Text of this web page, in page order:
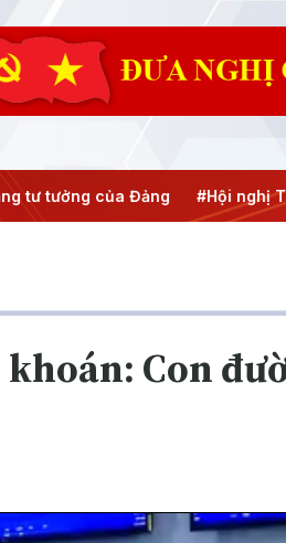
của Đảng #Hội nghị Trung ương
Con